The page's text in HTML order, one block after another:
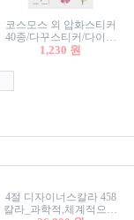
코스모스 외 압화스티커
40종/다꾸스티커/다이어
리꾸미기/꽃스티커/자연
1,230 원
4절 디자이너스칼라 458
칼라_과학적,체계적으로